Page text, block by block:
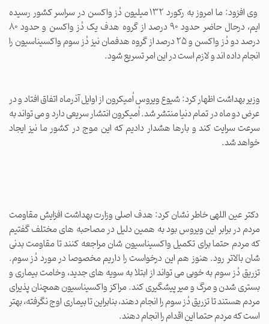
وی افزود: ما امروز به رکورد 132 میلیون دُز واکسن در سراسر کشور رسیده
ایم، درحال حاضر حدود 90 درصد از گروه هدف یک دُز واکسن و حدود 80
درصد دو دُز واکسن و 25 درصد از گروه هدفمان نیز دُز سوم واکسیناسیون را
انجام داده اند و لازم است در این امر تسریع شود.
وزیر بهداشت اظهار کرد: شیوع ویروس اُمیکرون از اوایل آذرماه اتفاق افتاد و در
عرض دو ماه در تمام دنیا منتشر شد. اُمیکرون انتشار سریعی دارد و می تواند به
سرعت سرایت کند و بارها هشدار دادیم که این موج در کشور ما نیز ایجاد
خواهد شد.
دکتر عین اللهی خاطر نشان کرد: هدف اصلی وزارت بهداشت افزایش مقاومت
مردم در برابر این ویروس بود به همین دلیل در مصاحبه های مختلف گفتیم
که مردم حتما برای تکمیل واکسیناسیون شان مراجعه کنند تا مقاومت بدنی
شان بالاتر رود. هنوز هم این درخواست را داریم مخصوصا در مورد دُز سوم.
تزریق دُز سوم به خوبی می تواند از ابتلا به سویه های جدید، وخامت بیماری و
بستری شدن و مرگ و میر پیشگیری کند. مراکز واکسیناسیون همچنان پذیرای
مردم هستند تا تزریق دُز سوم را انجام دهند، بنابراین تا بیماری اوج نگرفته، بهتر
است که مردم حتما این اقدام را انجام دهند.